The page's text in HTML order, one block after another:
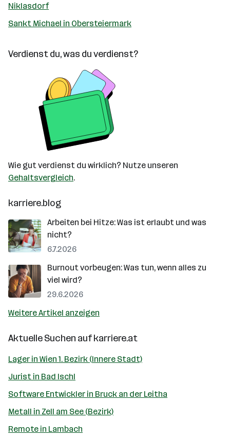
Niklasdorf
Sankt Michael in Obersteiermark
Verdienst du, was du verdienst?
Wie gut verdienst du wirklich? Nutze unseren
Gehaltsvergleich.
karriere.blog
Arbeiten bei Hitze: Was ist erlaubt und was
nicht?
6.7.2026
Burnout vorbeugen: Was tun, wenn alles zu
viel wird?
29.6.2026
Weitere Artikel anzeigen
Aktuelle Suchen aufkarriere.at
Lager in Wien 1. Bezirk (Innere Stadt)
Jurist in Bad Ischl
Software Entwickler in Bruck an der Leitha
Metall in Zell am See (Bezirk)
Remote in Lambach